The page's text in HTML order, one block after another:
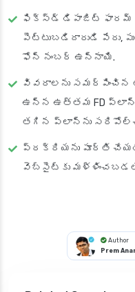
ఫిక్స్‌డ్ డిపాజిట్ ఫారమ్
పెట్టుబడిదారుడి పేరు,
ఫోన్ నంబర్ ఉన్నాయి.
వివరాలను సమర్పించిన
ఉన్న ఉత్తమ FD
తగిన ప్లాన్‌ను
ప్రక్రియను పూర్తి
వెబ్‌సైట్‌కు
Author
Prem